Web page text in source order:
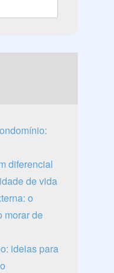
diferencial
de vida
o
morar de
ideias para